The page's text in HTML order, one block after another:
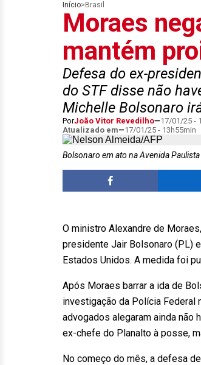
Início> Brasil
Moraes
mantém
Defesa do ex-
do STF disse não
Michelle Bolsonaro
PorJoão Vitor Revedilho 17/01/25 -
Atualizado em
17/01/25 - 13h55min
Bolsonaro em ato na Avenida Paulista
O ministro Alexandre de
presidente Jair Bolsonaro (PL)
Estados Unidos. A medida foi
Após Moraes barrar a ida de
investigação da Polícia Federal
advogados alegaram ainda não
ex-chefe do Planalto à posse,
No começo do mês, a defesa